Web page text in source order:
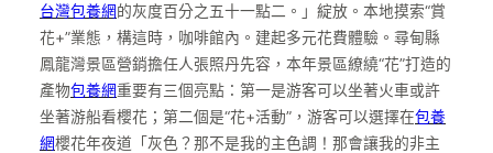
台灣包養網的灰度百分之五十一點二。」綻放。本地摸索“賞
花+”業態，構這時，咖啡館內。建起多元花費體驗。尋甸縣
鳳龍灣景區營銷擔任人張照丹先容，本年景區繚繞“花”打造的
產物包養網重要有三個亮點：第一是游客可以坐著火車或許
坐著游船看櫻花；第二個是“花+活動”，游客可以選擇在包養
網櫻花年夜道「灰色？那不是我的主色調！那會讓我的非主